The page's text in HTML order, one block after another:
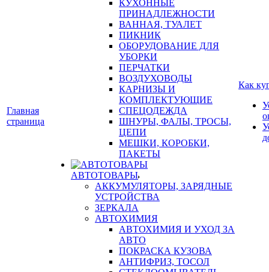
Главная
страница
КУХОННЫЕ
ПРИНАДЛЕЖНОСТИ
ВАННАЯ, ТУАЛЕТ
ПИКНИК
ОБОРУДОВАНИЕ ДЛЯ
УБОРКИ
ПЕРЧАТКИ
ВОЗДУХОВОДЫ
КАРНИЗЫ И
КОМПЛЕКТУЮЩИЕ
СПЕЦОДЕЖДА
ШНУРЫ, ФАЛЫ, ТРОСЫ,
ЦЕПИ
МЕШКИ, КОРОБКИ,
ПАКЕТЫ
АВТОТОВАРЫ
АККУМУЛЯТОРЫ, ЗАРЯДНЫЕ
УСТРОЙСТВА
ЗЕРКАЛА
АВТОХИМИЯ
АВТОХИМИЯ И УХОД ЗА
АВТО
ПОКРАСКА КУЗОВА
АНТИФРИЗ, ТОСОЛ
Как